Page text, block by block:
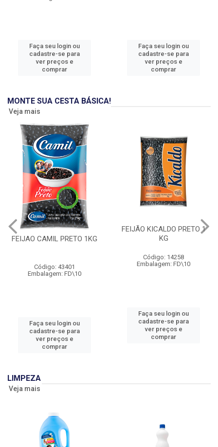
Faça seu login ou
cadastre-se para
ver preços e
comprar
Faça seu login ou
cadastre-se para
ver preços e
comprar
MONTE SUA CESTA BÁSICA!
Veja mais
FEIJAO CAMIL PRETO 1KG
Código: 43401
Embalagem: FD\10
Faça seu login ou
cadastre-se para
ver preços e
comprar
FEIJÃO KICALDO PRETO 1
KG
Código: 14258
Embalagem: FD\10
Faça seu login ou
cadastre-se para
ver preços e
comprar
LIMPEZA
Veja mais